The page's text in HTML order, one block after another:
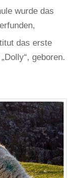
wurde das
das erste
geboren.